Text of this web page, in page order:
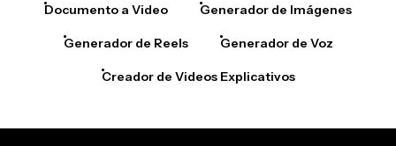
Documento a Video Generador de Imágenes
Generador de Reels Generador de Voz
Creador de Videos Explicativos